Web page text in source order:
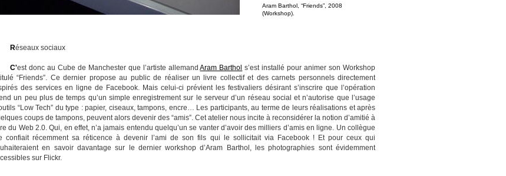
Aram Barthol, “Friends”, 2008
(Workshop).
Réseaux sociaux
C'est donc au Cube de Manchester que l’artiste allemandAram Barthol s’est installé pour animer son Workshop
“Friends”. Ce dernier propose au public de réaliser un livre collectif et des carnets personnels directement
des services en ligne de Facebook. Mais celui-ci prévient les festivaliers désirant s’inscrire que l’opération
un peu plus de temps qu’un simple enregistrement sur le serveur d’un réseau social et n’autorise que l’usage
“Low Tech” du type : papier, ciseaux, tampons, encre… Les participants, au terme de leurs réalisations et après
coups de tampons, peuvent alors devenir des “amis”. Cet atelier nous incite à reconsidérer la notion d’amitié à
du Web 2.0. Qui, en effet, n’a jamais entendu quelqu’un se vanter d’avoir des milliers d’amis en ligne. Un collègue
confiait récemment sa réticence à devenir l’ami de son fils qui le sollicitait via Facebook ! Et pour ceux qui
en savoir davantage sur le dernier workshop d’Aram Barthol, les photographies sont évidemment
sur Flickr.